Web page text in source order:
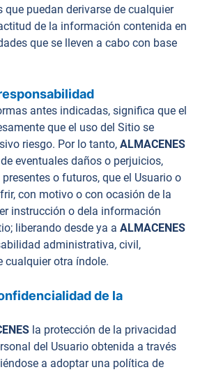
puedan derivarse de cualquier
de la información contenida en
que se lleven a cabo con base
antes indicadas, significa que el
que el uso del Sitio se
riesgo. Por lo tanto, ALMACENES
eventuales daños o perjuicios,
o futuros, que el Usuario o
con motivo o con ocasión de la
instrucción o dela información
liberando desde ya a ALMACENES
administrativa, civil,
cualquier otra índole.
de la
la protección de la privacidad
del Usuario obtenida a través
a adoptar una política de